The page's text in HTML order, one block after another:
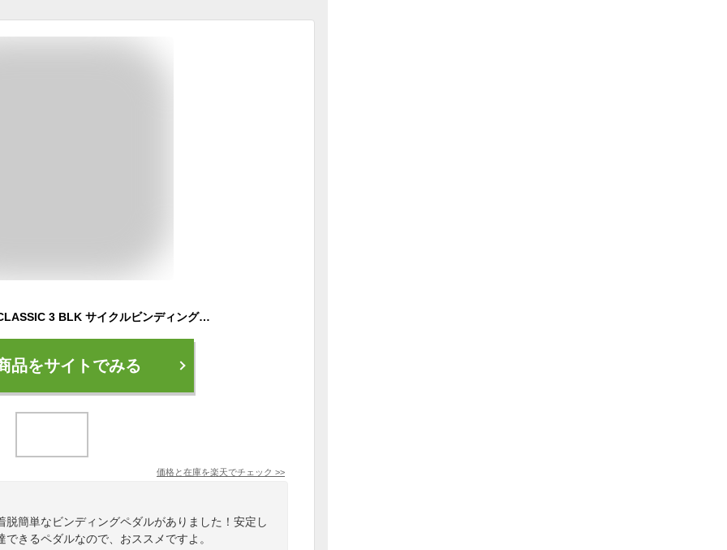
LOOK(ルック) KEO CLASSIC 3 BLK サイクルビンディングペダル
品をサイトでみる
価格と在庫を楽天でチェック >>
簡単なビンディングペダルがありました！安定し
きるペダルなので、おススメですよ。